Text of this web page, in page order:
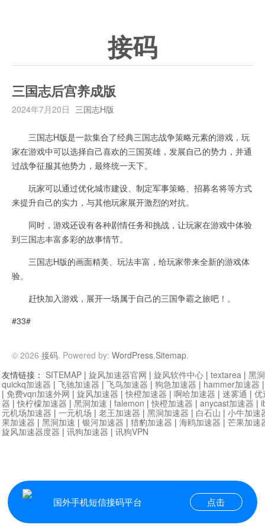
接码
三国志后宫养成版
2024年7月20日 三国志H版
三国志H版是一款集合了经典三国志战争策略元素的游戏，玩
家在游戏中可以选择自己喜欢的三国英雄，发展自己的势力，并通
过战争征服其他势力，最终统一天下。
玩家可以通过优化城市建设、制定军事策略、招募名将等方式
来提升自己的实力，与其他玩家展开激烈的对抗。
同时，游戏还设有各种剧情任务和挑战，让玩家在游戏中体验
到三国志丰富多彩的故事情节。
三国志H版的画面精美、玩法丰富，给玩家带来全新的游戏体
验。
赶快加入游戏，展开一场属于自己的三国争霸之旅吧！。
#33#
© 2026 接码. Powered by: WordPress.Sitemap.
国外手机短信接码平台 点击
友情链接： SITEMAP | 旋风加速器官网 | 旋风软件中心 | textarea | 黑
quickq加速器 | 飞驰加速器 | 飞鸟加速器 | 狗急加速器 | hammer加速器
| 免费vqn加速外网 | 旋风加速器 |快橙加速器 | 啊哈加速器 | 迷雾通 | 优
器 |快柠檬加速器 | 黑洞加速 | falemon |快橙加速器 | anycast加速器 |
元机场加速器 | 一元机场 | 老王加速器 | 黑洞加速器 | 白石山 | 小牛加速
果加速器 | 黑洞加速 | 银河加速器 | 猎豹加速器 | 海鸥加速器 | 芒果加速
旋风加速器度器 | 讯狗加速器 | 讯狗VPN